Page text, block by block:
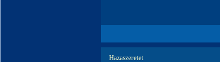
Hazaszeretet